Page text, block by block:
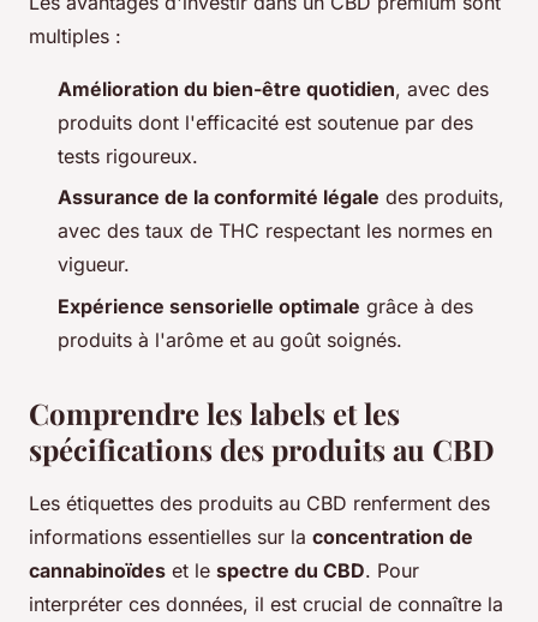
multiples :
Amélioration du bien-être quotidien, avec des
produits dont l'efficacité est soutenue par des
tests rigoureux.
Assurance de la conformité légale des produits,
avec des taux de THC respectant les normes en
vigueur.
Expérience sensorielle optimale grâce à des
produits à l'arôme et au goût soignés.
Comprendre les labels et les
spécifications des produits au CBD
Les étiquettes des produits au CBD renferment des
informations essentielles sur la concentration de
cannabinoïdes et le spectre du CBD. Pour
interpréter ces données, il est crucial de connaître la